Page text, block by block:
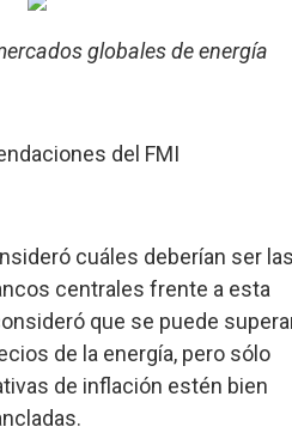
globales de energía
del FMI
cuáles deberían ser
centrales frente a esta
que se puede
de la energía, pero sólo
de inflación estén bien